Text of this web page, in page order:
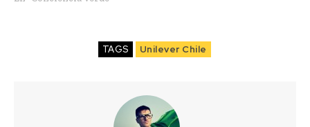
TAGS Unilever Chile